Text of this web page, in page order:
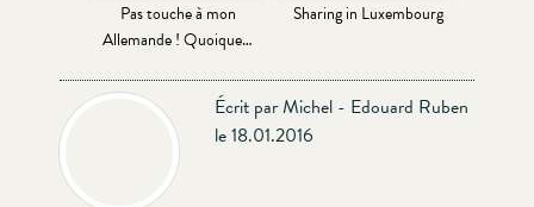
Pas touche à mon
Allemande ! Quoique…
Sharing in Luxembourg
Écrit par Michel - Edouard Ruben
le 18.01.2016